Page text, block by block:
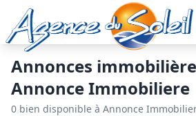
Aller au contenu principal
Annonces
Annonce Immobiliere
0 bien disponible à Annonce